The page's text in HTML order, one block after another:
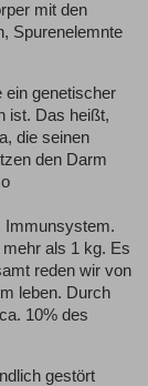
mit den
Spurenelemnte
ein genetischer
ist. Das heißt,
die seinen
den Darm
Immunsystem.
als 1 kg. Es
reden wir von
leben. Durch
10% des
gestört